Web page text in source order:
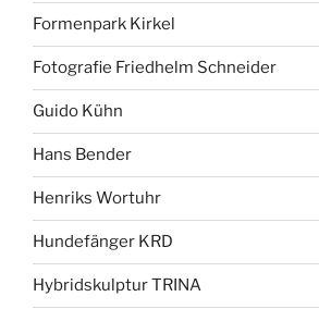
Formenpark Kirkel
Fotografie Friedhelm Schneider
Guido Kühn
Hans Bender
Henriks Wortuhr
Hundefänger KRD
Hybridskulptur TRINA